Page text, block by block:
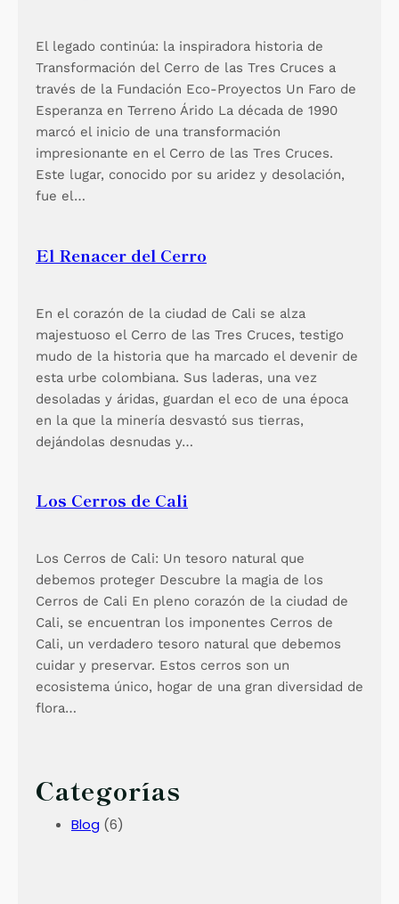
El legado continúa: la inspiradora historia de
Transformación del Cerro de las Tres Cruces a
través de la Fundación Eco-Proyectos Un Faro de
Esperanza en Terreno Árido La década de 1990
marcó el inicio de una transformación
impresionante en el Cerro de las Tres Cruces.
Este lugar, conocido por su aridez y desolación,
fue el…
El Renacer del Cerro
En el corazón de la ciudad de Cali se alza
majestuoso el Cerro de las Tres Cruces, testigo
mudo de la historia que ha marcado el devenir de
esta urbe colombiana. Sus laderas, una vez
desoladas y áridas, guardan el eco de una época
en la que la minería desvastó sus tierras,
dejándolas desnudas y…
Los Cerros de Cali
Los Cerros de Cali: Un tesoro natural que
debemos proteger Descubre la magia de los
Cerros de Cali En pleno corazón de la ciudad de
Cali, se encuentran los imponentes Cerros de
Cali, un verdadero tesoro natural que debemos
cuidar y preservar. Estos cerros son un
ecosistema único, hogar de una gran diversidad de
flora…
Categorías
Blog (6)